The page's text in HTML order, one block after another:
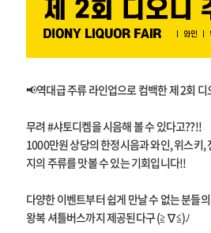
📢역대급 주류 라인업으로 컴백한 제 2회 디
무려 #샤토디켐을 시음해 볼 수 있다고??!!
1000만원 상당의 한정시음과 와인, 위스키,
지의 주류를 맛볼 수 있는 기회입니다!!
다양한 이벤트부터 쉽게 만날 수 없는 분들
왕복 셔틀버스까지 제공된다구 (≧∇≦)ﾉ